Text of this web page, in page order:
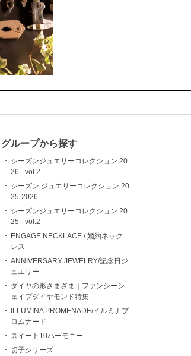
グループから探す
シーズンジュエリーコレクション 20
26 - vol.2 -
シーズン ジュエリーコレクション 20
25-2026
シーズンジュエリーコレクション 20
25 - vol.2-
ENGAGE NECKLACE / 婚約ネック
レス
ANNIVERSARY JEWELRY/記念日ジ
ュエリー
ダイヤの形さまざま｜ファンシーシ
ェイプダイヤモンド特集
ILLUMINA PROMENADE/イルミナプ
ロムナード
スイート10ハーモニー
切子シリーズ